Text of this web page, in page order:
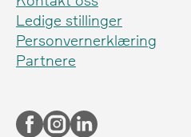
Ledige stillinger
Personvernerklæring
Partnere